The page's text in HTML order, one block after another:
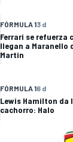
FÓRMULA 13 d
Ferrari se refuerza
llegan a Maranello
Martin
FÓRMULA 16 d
Lewis Hamilton da
cachorro: Halo